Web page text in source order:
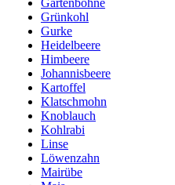
Gartenbohne
Grünkohl
Gurke
Heidelbeere
Himbeere
Johannisbeere
Kartoffel
Klatschmohn
Knoblauch
Kohlrabi
Linse
Löwenzahn
Mairübe